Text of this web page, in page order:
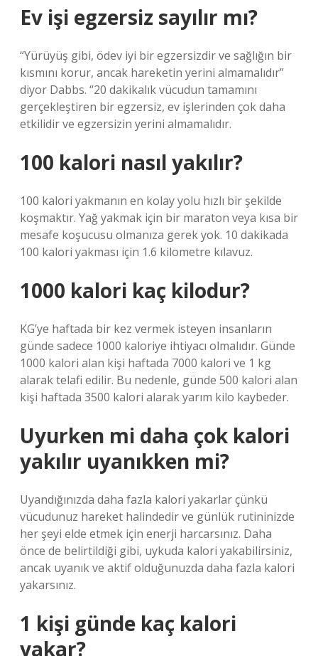
Ev işi egzersiz sayılır mı?
“Yürüyüş gibi, ödev iyi bir egzersizdir ve sağlığın bir
kısmını korur, ancak hareketin yerini almamalıdır”
diyor Dabbs. “20 dakikalık vücudun tamamını
gerçekleştiren bir egzersiz, ev işlerinden çok daha
etkilidir ve egzersizin yerini almamalıdır.
100 kalori nasıl yakılır?
100 kalori yakmanın en kolay yolu hızlı bir şekilde
koşmaktır. Yağ yakmak için bir maraton veya kısa bir
mesafe koşucusu olmanıza gerek yok. 10 dakikada
100 kalori yakması için 1.6 kilometre kılavuz.
1000 kalori kaç kilodur?
KG’ye haftada bir kez vermek isteyen insanların
günde sadece 1000 kaloriye ihtiyacı olmalıdır. Günde
1000 kalori alan kişi haftada 7000 kalori ve 1 kg
alarak telafi edilir. Bu nedenle, günde 500 kalori alan
kişi haftada 3500 kalori alarak yarım kilo kaybeder.
Uyurken mi daha çok kalori
yakılır uyanıkken mi?
Uyandığınızda daha fazla kalori yakarlar çünkü
vücudunuz hareket halindedir ve günlük rutininizde
her şeyi elde etmek için enerji harcarsınız. Daha
önce de belirtildiği gibi, uykuda kalori yakabilirsiniz,
ancak uyanık ve aktif olduğunuzda daha fazla kalori
yakarsınız.
1 kişi günde kaç kalori
yakar?